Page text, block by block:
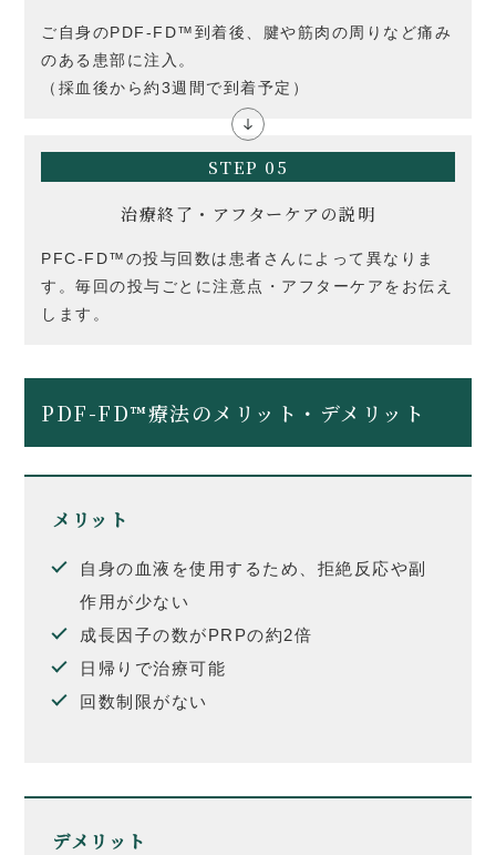
ご自身のPDF-FD™到着後、腱や筋肉の周りなど痛み
のある患部に注入。
（採血後から約3週間で到着予定）
STEP 05
治療終了・アフターケアの説明
PFC-FD™の投与回数は患者さんによって異なりま
す。毎回の投与ごとに注意点・アフターケアをお伝え
します。
PDF-FD™療法のメリット・デメリット
メリット
自身の血液を使用するため、拒絶反応や副
作用が少ない
成長因子の数がPRPの約2倍
日帰りで治療可能
回数制限がない
デメリット